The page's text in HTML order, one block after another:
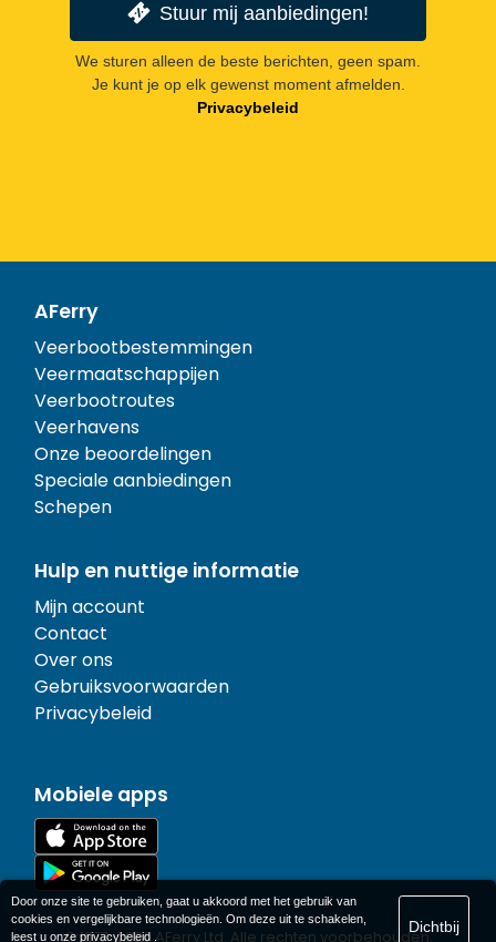
Stuur mij aanbiedingen!
We sturen alleen de beste berichten, geen spam.
Je kunt je op elk gewenst moment afmelden.
Privacybeleid
AFerry
Veerbootbestemmingen
Veermaatschappijen
Veerbootroutes
Veerhavens
Onze beoordelingen
Speciale aanbiedingen
Schepen
Hulp en nuttige informatie
Mijn account
Contact
Over ons
Gebruiksvoorwaarden
Privacybeleid
Mobiele apps
© 1977-2026 AFerry Ltd. Alle rechten voorbehouden.
Door onze site te gebruiken, gaat u akkoord met het gebruik van
cookies en vergelijkbare technologieën. Om deze uit te schakelen,
leest u onze privacybeleid.
Dichtbij